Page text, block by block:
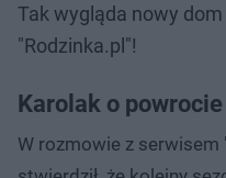
Tak wygląda nowy
"Rodzinka.pl"!
Karolak o
W rozmowie z